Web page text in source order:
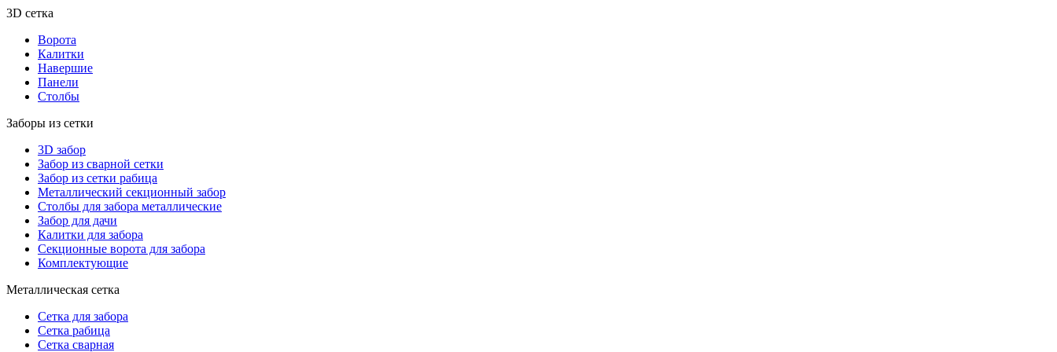
3D сетка
Ворота
Калитки
Навершие
Панели
Столбы
Заборы из сетки
3D забор
Забор из сварной сетки
Забор из сетки рабица
Металлический секционный забор
Столбы для забора металлические
Забор для дачи
Калитки для забора
Секционные ворота для забора
Комплектующие
Металлическая сетка
Сетка для забора
Сетка рабица
Сетка сварная